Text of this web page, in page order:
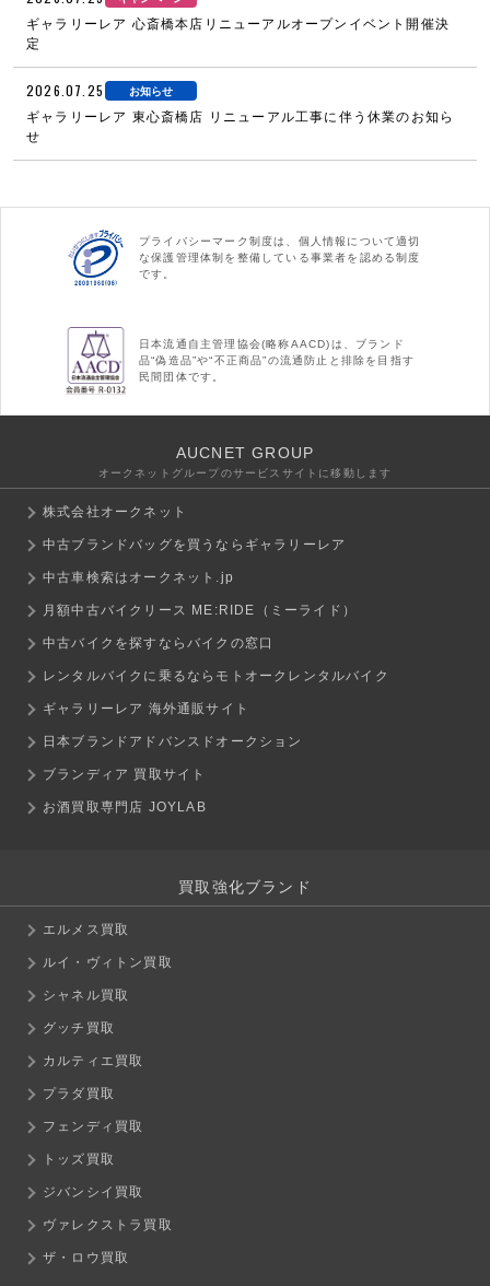
ギャラリーレア 心斎橋本店リニューアルオープンイベント開催決
定
2026.07.25 お知らせ
ギャラリーレア 東心斎橋店 リニューアル工事に伴う休業のお知ら
せ
プライバシーマーク制度は、個人情報について適切
な保護管理体制を整備している事業者を認める制度
です。
日本流通自主管理協会(略称AACD)は、ブランド
品“偽造品”や“不正商品”の流通防止と排除を目指す
民間団体です。
AUCNET GROUP
オークネットグループのサービスサイトに移動します
株式会社オークネット
中古ブランドバッグを買うならギャラリーレア
中古車検索はオークネット.jp
月額中古バイクリース ME:RIDE（ミーライド）
中古バイクを探すならバイクの窓口
レンタルバイクに乗るならモトオークレンタルバイク
ギャラリーレア 海外通販サイト
日本ブランドアドバンスドオークション
ブランディア 買取サイト
お酒買取専門店 JOYLAB
買取強化ブランド
エルメス買取
ルイ・ヴィトン買取
シャネル買取
グッチ買取
カルティエ買取
プラダ買取
フェンディ買取
トッズ買取
ジバンシイ買取
ヴァレクストラ買取
ザ・ロウ買取